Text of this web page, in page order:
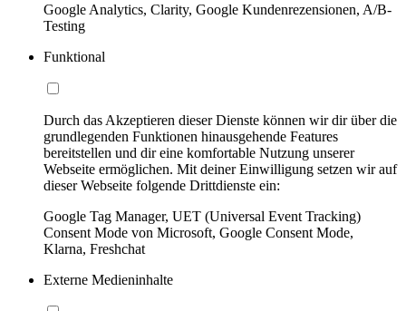
Google Analytics, Clarity, Google Kundenrezensionen, A/B-
Testing
Funktional
Durch das Akzeptieren dieser Dienste können wir dir über die
grundlegenden Funktionen hinausgehende Features
bereitstellen und dir eine komfortable Nutzung unserer
Webseite ermöglichen. Mit deiner Einwilligung setzen wir auf
dieser Webseite folgende Drittdienste ein:
Google Tag Manager, UET (Universal Event Tracking)
Consent Mode von Microsoft, Google Consent Mode,
Klarna, Freshchat
Externe Medieninhalte